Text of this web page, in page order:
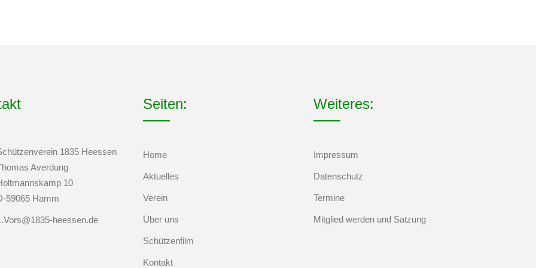
1835 Heessen
Averdung
10
59065 Hamm
heessen.de
Seiten:
Home
Aktuelles
Verein
Über uns
Schützenfilm
Kontakt
Weiteres:
Impressum
Datenschutz
Termine
Mitglied werden und Satzung